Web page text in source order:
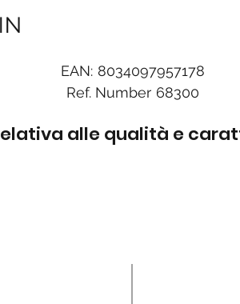
EAN: 8034097957178
Ref. Number 68300
alle qualità e